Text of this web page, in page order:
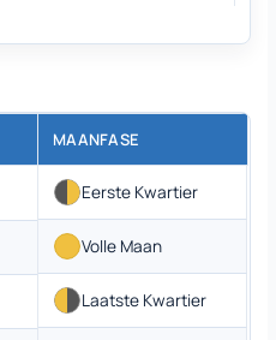
MAANFASE
Eerste Kwartier
Volle Maan
Laatste Kwartier